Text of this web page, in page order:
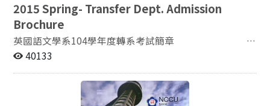
2015Spring- Transfer Dept. Admission
Brochure
英國語文學系104學年度轉系考試簡章
3.2015 一、申請登記資格： 1、一年級學生申請
成績八十分以上。（若未修過大學英文（一），則需103
學年度入學指考七十分（含）以上或103學年度入學學測
40133